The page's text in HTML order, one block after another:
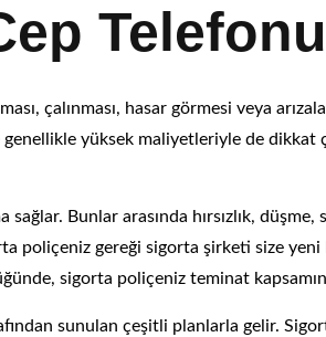
çalınması, hasar görmesi veya
genellikle yüksek maliyetleriyle de
Bunlar arasında hırsızlık,
poliçeniz gereği sigorta şirketi size
sigorta poliçeniz teminat
sunulan çeşitli planlarla gelir.